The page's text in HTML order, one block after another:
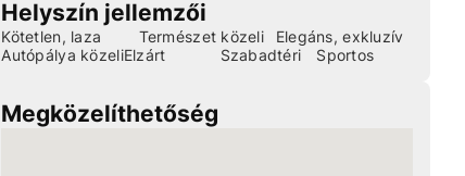
Helyszín jellemzői
Kötetlen, laza Természet közeli
Elegáns, exkluzív
Autópálya közeliElzárt Szabadtéri Sportos
Megközelíthetőség